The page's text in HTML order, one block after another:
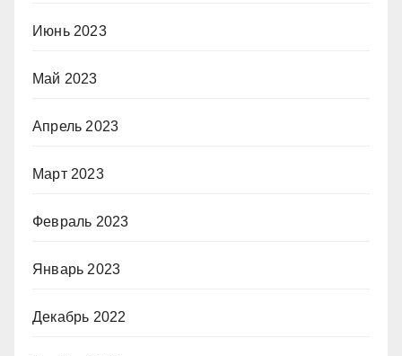
Июнь 2023
Май 2023
Апрель 2023
Март 2023
Февраль 2023
Январь 2023
Декабрь 2022